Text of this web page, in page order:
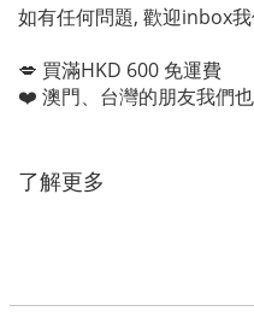
如有任何問題, 歡迎inbox
💋 買滿HKD 600 免運費
❤️ 澳門、台灣的朋友我們
了解更多